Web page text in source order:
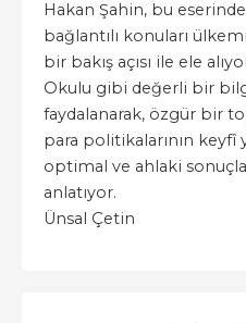
Hakan Şahin, bu
bağlantılı konuları
bir bakış açısı ile ele
Okulu gibi değerli bir
faydalanarak, özgür bir
para politikalarının
optimal ve ahlaki sonuçlar
anlatıyor.
Ünsal Çetin